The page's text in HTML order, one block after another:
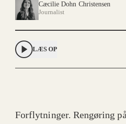
Cæcilie Dohn Christensen
Journalist
LÆS OP
Forflytninger. Rengøring